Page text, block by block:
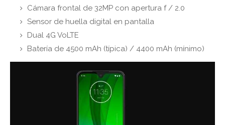
Cámara frontal de 32MP con apertura f / 2.0
Sensor de huella digital en pantalla
Dual 4G VoLTE
Batería de 4500 mAh (típica) / 4400 mAh (mínimo)